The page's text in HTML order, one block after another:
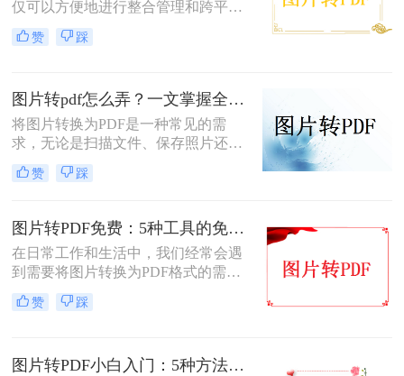
仅可以方便地进行整合管理和跨平台
查看，还能有效保护图片的原始质量
和隐私信息。那么电脑图片转为pdf怎
片到PDF的转换。
赞 踩
图片转pdf怎么弄？一文掌握全平台方法！
将图片转换为PDF是一种常见的需
求，无论是扫描文件、保存照片还是
整理资料，PDF格式都能更好地保证
内容的完整性和兼容性。那么图片转
机、在线工具等多种转换方法，总有
一种适合你！
赞 踩
图片转PDF免费：5种工具的免费额度、水印和文件限制对比！
在日常工作和生活中，我们经常会遇
到需要将图片转换为PDF格式的需
求。无论是为了方便存档、分享或打
印，将图片转换为PDF格式是一项很
简便方法来帮助您免费将图片转换为
赞 踩
图片转PDF小白入门：5种方法从最简单到最专业逐步升级！